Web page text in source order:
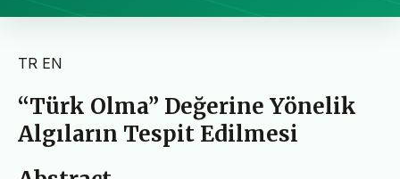
TR EN
“Türk Olma” Değerine Yönelik
Algıların Tespit Edilmesi